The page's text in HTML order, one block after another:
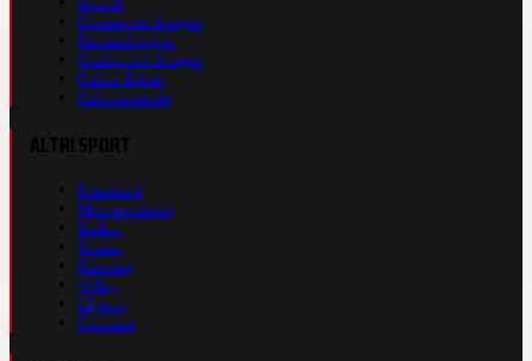
Champions League
Europa League
Conference League
Calcio Estero
Calciomercato
Formula 1
Motomondiale
Basket
Tennis
Running
Volley
eSports
Ciclismo